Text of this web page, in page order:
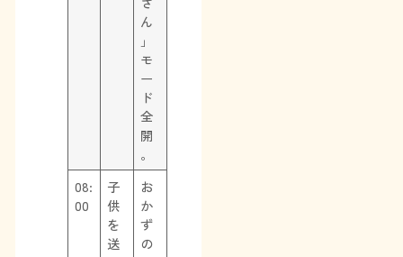
ん
」
モ
ー
ド
全
開
。
08:
00
子
供
を
送
お
か
ず
の